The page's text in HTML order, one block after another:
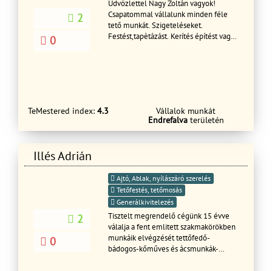
2
0
Üdvözlettel Nagy Zoltán vagyok!
Csapatommal vállalunk minden féle
tető munkát. Szigeteléseket.
Festést,tapètázást. Kerítés építést vagy
munkára! Üdvözlettel Nagy Zoltán és
társa! Ha èpítesz,ránk èpíthetsz!
TeMestered index: 4.3
Vállalok munkát
Endrefalvaterületén
Illés Adrián
2
0
Ajtó, Ablak, nyílászáró szerelés
Tetőfestés, tetőmosás
Generálkivitelezés
Tisztelt megrendelő cégünk 15 évve
válalja a fent emlitett szakmakörökben
munkáik elvégzését tettőfedő-
bádogos-kőműves és ácsmunkák-